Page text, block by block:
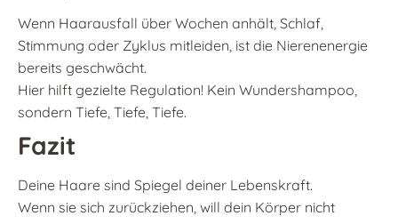
Wenn Haarausfall über Wochen anhält, Schlaf,
Stimmung oder Zyklus mitleiden, ist die Nierenenergie
bereits geschwächt.
Hier hilft gezielte Regulation! Kein Wundershampoo,
sondern Tiefe, Tiefe, Tiefe.
Fazit
Deine Haare sind Spiegel deiner Lebenskraft.
Wenn sie sich zurückziehen, will dein Körper nicht